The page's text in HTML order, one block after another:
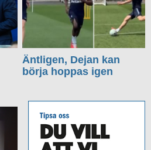
Äntligen, Dejan kan
börja hoppas igen